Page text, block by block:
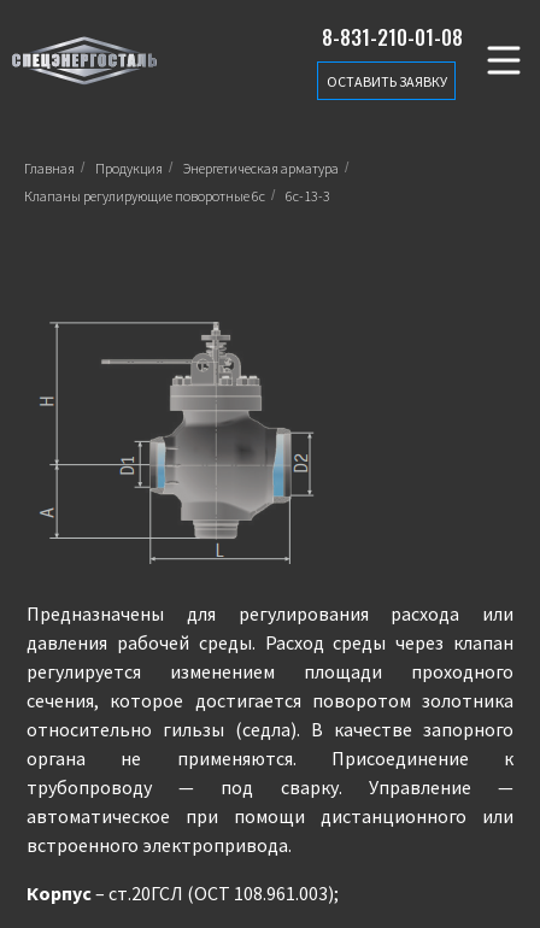
8-831-210-01-08
ОСТАВИТЬ ЗАЯВКУ
Главная / Продукция / Энергетическая арматура /
Клапаны регулирующие поворотные 6c / 6с-13-3
Предназначены для регулирования расхода или
давления рабочей среды. Расход среды через клапан
регулируется изменением площади проходного
сечения, которое достигается поворотом золотника
относительно гильзы (седла). В качестве запорного
органа не применяются. Присоединение к
трубопроводу — под сварку. Управление —
автоматическое при помощи дистанционного или
встроенного электропривода.
Корпус– ст.20ГСЛ (ОСТ 108.961.003);